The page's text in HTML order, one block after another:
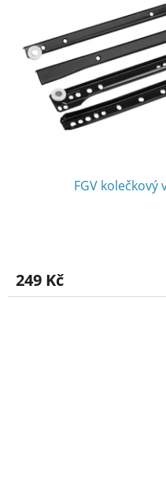
FGV kolečkový
249 Kč